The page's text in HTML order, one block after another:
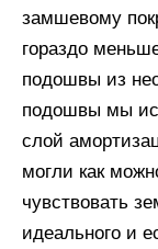
замшевому
гораздо
подошвы из
подошвы мы
слой
могли как
чувствовать
идеального и